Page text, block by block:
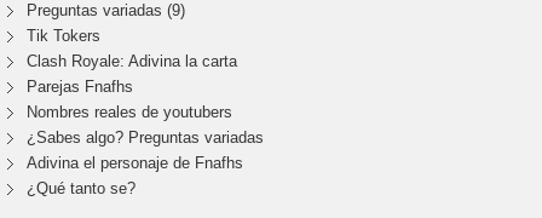
Preguntas variadas (9)
Tik Tokers
Clash Royale: Adivina la carta
Parejas Fnafhs
Nombres reales de youtubers
¿Sabes algo? Preguntas variadas
Adivina el personaje de Fnafhs
¿Qué tanto se?